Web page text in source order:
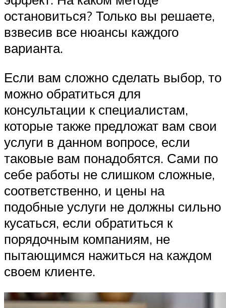
остановиться? Только вы решаете,
взвесив все нюансы каждого
варианта.
Если вам сложно сделать выбор, то
можно обратиться для
консультации к специалистам,
которые также предложат вам свои
услуги в данном вопросе, если
таковые вам понадобятся. Сами по
себе работы не слишком сложные,
соответственно, и цены на
подобные услуги не должны сильно
кусаться, если обратиться к
порядочным компаниям, не
пытающимся нажиться на каждом
своем клиенте.